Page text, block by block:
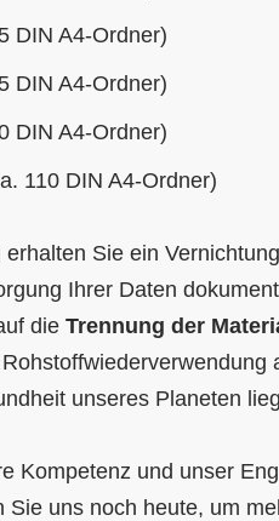
DIN A4-Ordner)
DIN A4-Ordner)
DIN A4-Ordner)
110 DIN A4-Ordner)
Sie ein
Ihrer Daten
die Trennung der
unseres Planeten
Kompetenz und unser
Sie uns noch heute, um